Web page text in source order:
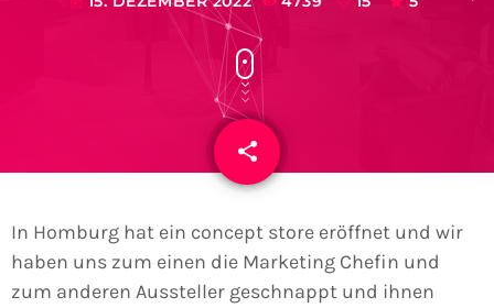
share
email
In Homburg hat ein concept store eröffnet und wir
haben uns zum einen die Marketing Chefin und
zum anderen Aussteller geschnappt und ihnen